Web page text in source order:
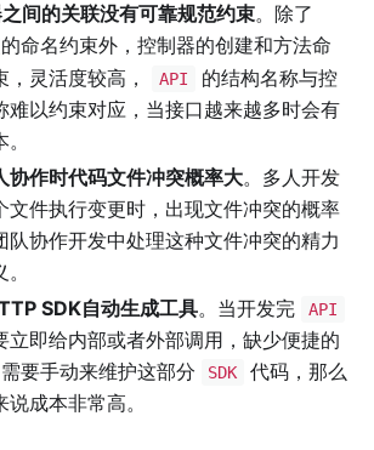
间的关联没有可靠规范约束。除了
命名约束外，控制器的创建和方法命
，灵活度较高，
API
的结构名称与控
难以约束对应，当接口越来越多时会有
协作时代码文件冲突概率大。多人开发
文件执行变更时，出现文件冲突的概率
队协作开发中处理这种文件冲突的精力
SDK自动生成工具。当开发完 API
立即给内部或者外部调用，缺少便捷的
要手动来维护这部分 SDK
代码，那么
成本非常高。